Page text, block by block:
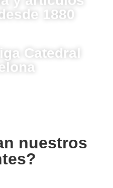
1880
Catedral
nuestros